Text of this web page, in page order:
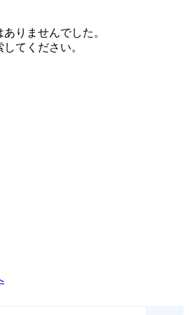
りませんでした。
てください。